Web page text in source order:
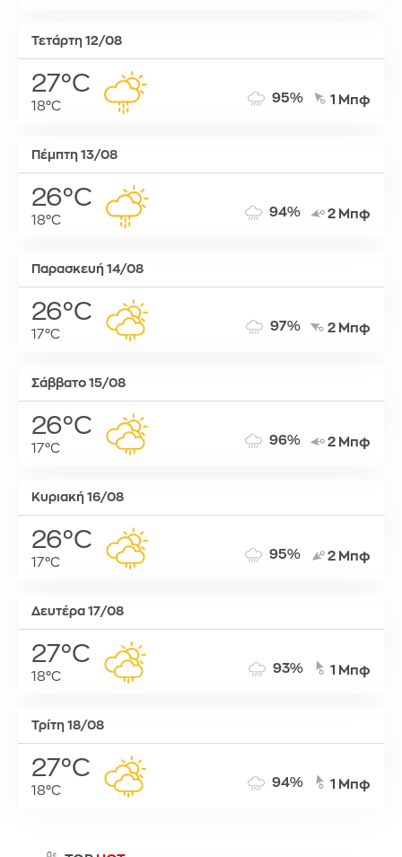
Τετάρτη 12/08
27°C
18°C
95% 1 Μπφ
Πέμπτη 13/08
26°C
18°C
94% 2 Μπφ
Παρασκευή 14/08
26°C
17°C
97% 2 Μπφ
Σάββατο 15/08
26°C
17°C
96% 2 Μπφ
Κυριακή 16/08
26°C
17°C
95% 2 Μπφ
Δευτέρα 17/08
27°C
18°C
93% 1 Μπφ
Τρίτη 18/08
27°C
18°C
94% 1 Μπφ